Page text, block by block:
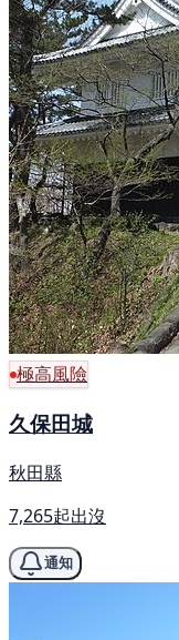
極高風險
久保田城
秋田縣
7,265起出沒
通知